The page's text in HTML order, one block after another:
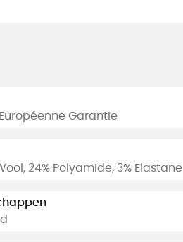
Garantie
24% Polyamide, 3% Elastane